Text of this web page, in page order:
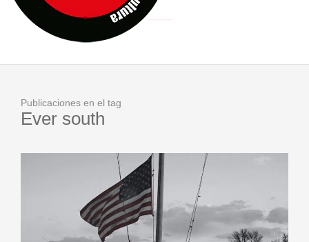
JOFRE BARDAGÍ EN EXVITA INTERPRETANDO A SERRAT
Publicaciones en el tag
Ever south